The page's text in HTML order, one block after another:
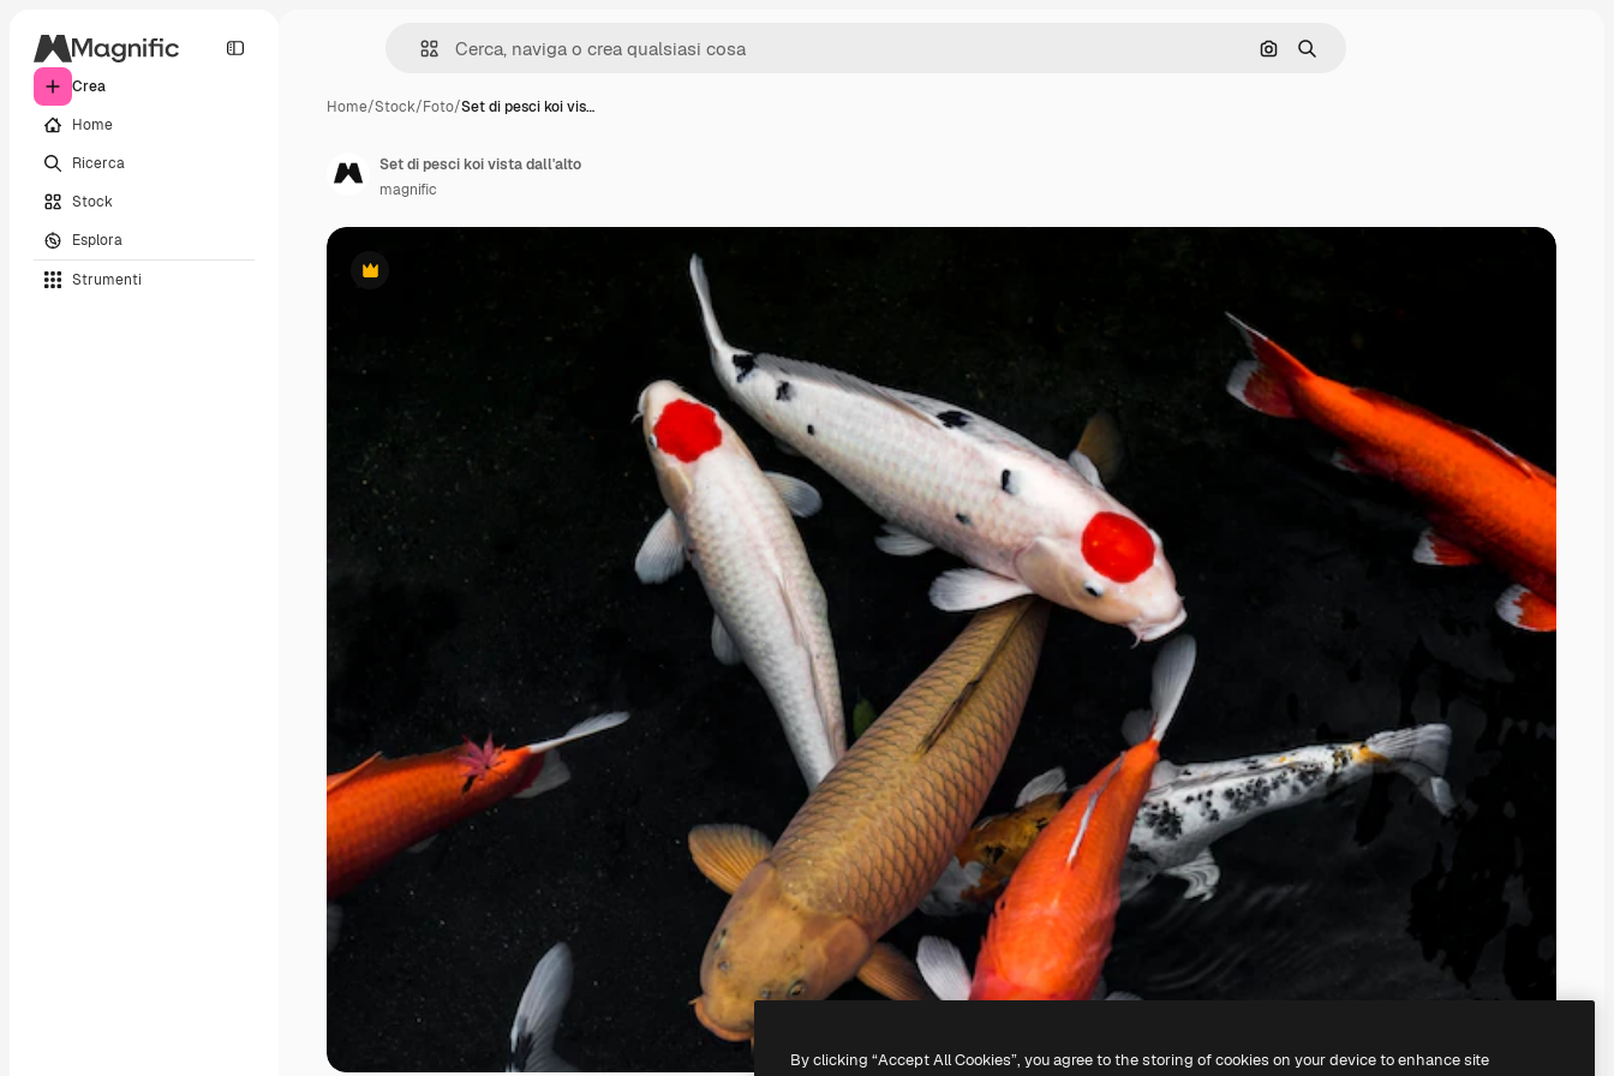
Crea
Home
Ricerca
Stock
Esplora
Strumenti
Cerca per immagine
Ricerca
Home/Stock/Foto/Set di pesci koi vis…
Premium
Set di pesci koi vista dall'alto
magnific
By clicking “Accept All Cookies”, you agree to the storing of cookies on your device to enhance site